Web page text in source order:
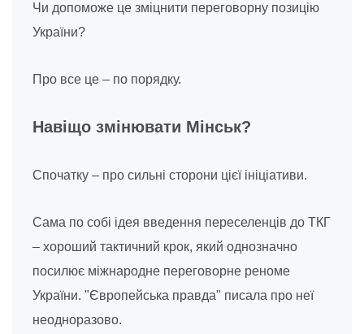
Чи допоможе це зміцнити переговорну позицію
України?
Про все це – по порядку.
Навіщо змінювати Мінськ?
Спочатку – про сильні сторони цієї ініціативи.
Сама по собі ідея введення переселенців до ТКГ
– хороший тактичний крок, який однозначно
посилює міжнародне переговорне реноме
України. "Європейська правда" писала про неї
неодноразово.